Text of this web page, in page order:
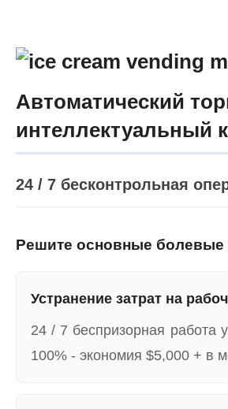
Автоматический
интеллектуальный
24 / 7 бесконтрольная
Решите основные болевые
Устранение затрат на
24 / 7 беспризорная работа
100% - экономия $5,000 + в